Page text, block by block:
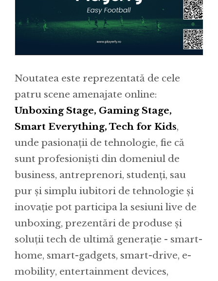
Noutatea este reprezentată de cele
patru scene amenajate online:
Unboxing Stage, Gaming Stage,
Smart Everything, Tech for Kids,
unde pasionații de tehnologie, fie că
sunt profesioniști din domeniul de
business, antreprenori, studenți, sau
pur și simplu iubitori de tehnologie și
inovație pot participa la sesiuni live de
unboxing, prezentări de produse și
soluții tech de ultimă generație - smart-
home, smart-gadgets, smart-drive, e-
mobility, entertainment devices,